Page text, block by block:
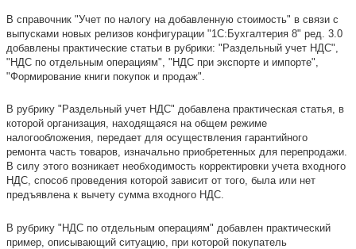
В справочник "Учет по налогу на добавленную стоимость" в связи с
выпусками новых релизов конфигурации "1С:Бухгалтерия 8" ред. 3.0
добавлены практические статьи в рубрики: "Раздельный учет НДС",
"НДС по отдельным операциям", "НДС при экспорте и импорте",
"Формирование книги покупок и продаж".
В рубрику "Раздельный учет НДС" добавлена практическая статья, в
которой организация, находящаяся на общем режиме
налогообложения, передает для осуществления гарантийного
ремонта часть товаров, изначально приобретенных для перепродажи.
В силу этого возникает необходимость корректировки учета входного
НДС, способ проведения которой зависит от того, была или нет
предъявлена к вычету сумма входного НДС.
В рубрику "НДС по отдельным операциям" добавлен практический
пример, описывающий ситуацию, при которой покупатель